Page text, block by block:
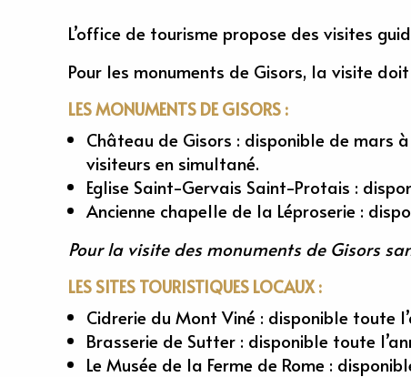
L’office de tourisme propose des visites
Pour les monuments de Gisors, la visite doit
LES MONUMENTS DE GISORS :
Château de Gisors : disponible de mars
visiteurs en simultané.
Eglise Saint-Gervais Saint-Protais :
Ancienne chapelle de la Léproserie :
Pour la visite des monuments de Gisors
LES SITES TOURISTIQUES LOCAUX :
Cidrerie du Mont Viné : disponible toute
Brasserie de Sutter : disponible toute
Le Musée de la Ferme de Rome :